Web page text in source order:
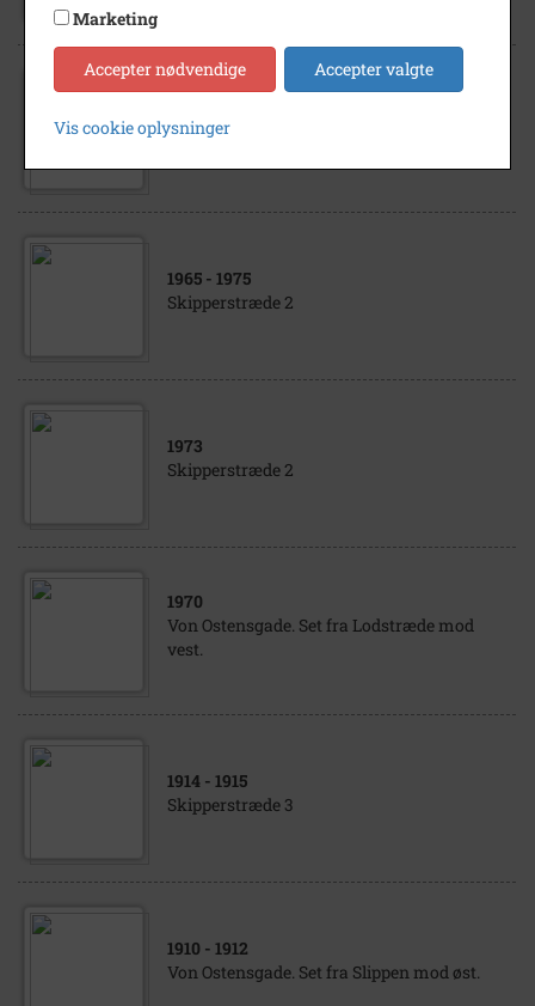
Skipperstræde 2
1965 - 1975
Skipperstræde 2
1973
Skipperstræde 2
1970
Von Ostensgade. Set fra Lodstræde mod
vest.
1914 - 1915
Skipperstræde 3
1910 - 1912
Von Ostensgade. Set fra Slippen mod øst.
Marketing
Accepter nødvendige Accepter valgte
Vis cookie oplysninger